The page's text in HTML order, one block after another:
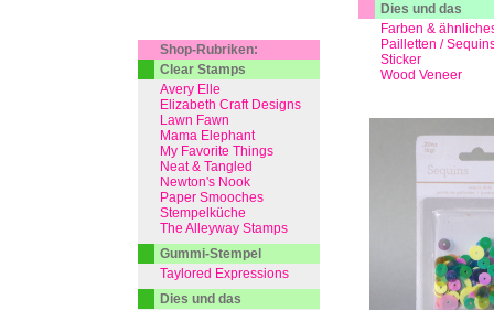
Dies und das
Farben &
Pailletten /
Sticker
Wood Veneer
Shop-Rubriken:
Clear Stamps
Avery Elle
Elizabeth Craft Designs
Lawn Fawn
Mama Elephant
My Favorite Things
Neat & Tangled
Newton's Nook
Paper Smooches
Stempelküche
The Alleyway Stamps
Gummi-Stempel
Taylored Expressions
Dies und das